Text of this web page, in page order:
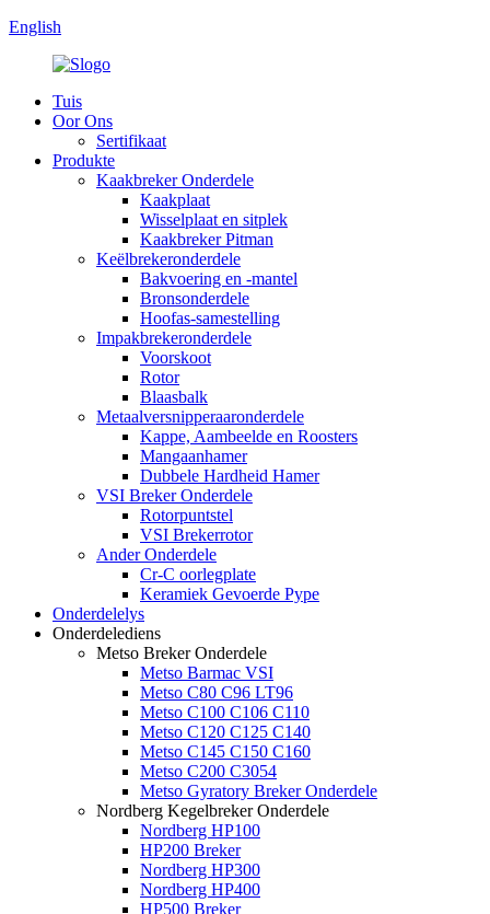
English
Tuis
Oor Ons
Sertifikaat
Produkte
Kaakbreker Onderdele
Kaakplaat
Wisselplaat en sitplek
Kaakbreker Pitman
Keëlbrekeronderdele
Bakvoering en -mantel
Bronsonderdele
Hoofas-samestelling
Impakbrekeronderdele
Voorskoot
Rotor
Blaasbalk
Metaalversnipperaaronderdele
Kappe, Aambeelde en Roosters
Mangaanhamer
Dubbele Hardheid Hamer
VSI Breker Onderdele
Rotorpuntstel
VSI Brekerrotor
Ander Onderdele
Cr-C oorlegplate
Keramiek Gevoerde Pype
Onderdelelys
Onderdelediens
Metso Breker Onderdele
Metso Barmac VSI
Metso C80 C96 LT96
Metso C100 C106 C110
Metso C120 C125 C140
Metso C145 C150 C160
Metso C200 C3054
Metso Gyratory Breker Onderdele
Nordberg Kegelbreker Onderdele
Nordberg HP100
HP200 Breker
Nordberg HP300
Nordberg HP400
HP500 Breker